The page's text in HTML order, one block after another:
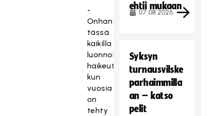
-
Onhan
tässä
kaikilla
luonnollista
haikeutta
kun
vuosia
on
tehty
ehtii mukaan
07.08.2026
Syksyn
turnausvilske
parhaimmilla
an – katso
pelit